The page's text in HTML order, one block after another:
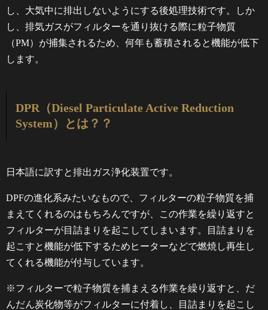
し、大気中に排出しないようにする後処理技術です。しか
し、排気ガスがフィルターを通り抜ける際に粒子物質
（PM）が捕集されるため、何年も蓄積されると機能が低下
します。
DPR（Diesel Particulate Active Reduction
System）とは？？
日本語に訳すと排出ガス浄化装置です。
DPFの進化系みたいなもので、フィルターの粒子物質を捕
まえてくれるのはもちろんですが、この作業を繰り返すと
フィルターが目詰まりを起こしてしまいます。目詰まりを
起こすと機能が低下するためヒーターなどで燃焼し再生し
てくれる機能が付与しています。
※フィルターで粒子物質を捕まえる作業を繰り返すと、だ
んだん炭化物等がフィルターに付着し、目詰まりを起こし